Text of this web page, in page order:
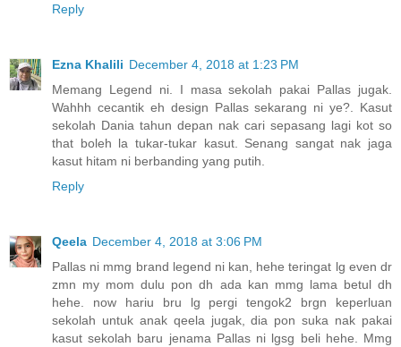
Reply
Ezna Khalili December 4, 2018 at 1:23 PM
Memang Legend ni. I masa sekolah pakai Pallas jugak.
Wahhh cecantik eh design Pallas sekarang ni ye?. Kasut
sekolah Dania tahun depan nak cari sepasang lagi kot so
that boleh la tukar-tukar kasut. Senang sangat nak jaga
kasut hitam ni berbanding yang putih.
Reply
Qeela December 4, 2018 at 3:06 PM
Pallas ni mmg brand legend ni kan, hehe teringat lg even dr
zmn my mom dulu pon dh ada kan mmg lama betul dh
hehe. now hariu bru lg pergi tengok2 brgn keperluan
sekolah untuk anak qeela jugak, dia pon suka nak pakai
kasut sekolah baru jenama Pallas ni lgsg beli hehe. Mmg